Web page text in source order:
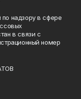
надзору в сфере
в связи с
номер